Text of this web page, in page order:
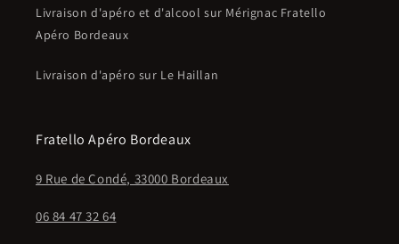
Livraison d'apéro et d'alcool sur Mérignac Fratello
Apéro Bordeaux
Livraison d'apéro sur Le Haillan
Fratello Apéro Bordeaux
9 Rue de Condé, 33000 Bordeaux
06 84 47 32 64